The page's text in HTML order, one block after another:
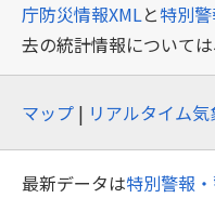
庁防災情報XMLと特別
去の統計情報については
マップ | リアルタイム
最新データは特別警報